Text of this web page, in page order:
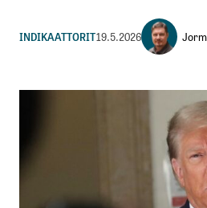
INDIKAATTORIT19.5.2026